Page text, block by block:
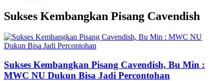
Sukses Kembangkan Pisang Cavendish
Sukses Kembangkan Pisang Cavendish, Bu Min :
MWC NU Dukun Bisa Jadi Percontohan